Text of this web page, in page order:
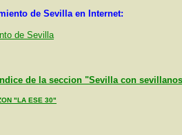
de Sevilla en Internet:
de Sevilla
de la seccion "Sevilla con
"LA ESE 30"